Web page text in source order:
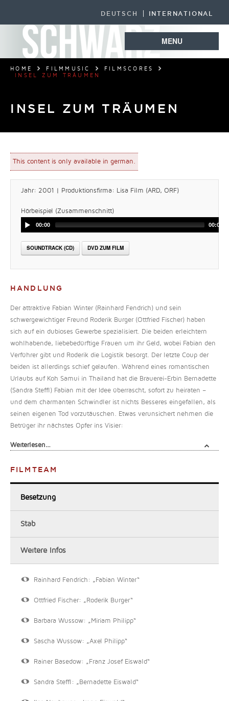
DEUTSCH INTERNATIONAL
MENU
HOME FILMMUSIC
FILMSCORES
INSEL ZUM TRÄUMEN
INSEL ZUM TRÄUMEN
This content is only available in german.
Jahr: 2001 | Produktionsfirma: Lisa Film (ARD, ORF)
Hörbeispiel (Zusammenschnitt)
00:00 00:00
SOUNDTRACK (CD) DVD ZUM FILM
HANDLUNG
Der attraktive Fabian Winter (Rainhard Fendrich) und sein
schwergewichtiger Freund Roderik Burger (Ottfried Fischer) haben
sich auf ein dubioses Gewerbe spezialisiert. Die beiden erleichtern
wohlhabende, liebebedürftige Frauen um ihr Geld, wobei Fabian den
Verführer gibt und Roderik die Logistik besorgt. Der letzte Coup der
beiden ist allerdings schief gelaufen. Während eines romantischen
Urlaubs auf Koh Samui in Thailand hat die Brauerei-Erbin Bernadette
(Sandra Steffl) Fabian mit der Idee überrascht, sofort zu heiraten –
und dem charmanten Schwindler ist nichts Besseres eingefallen, als
seinen eigenen Tod vorzutäuschen. Etwas verunsichert nehmen die
Betrüger ihr nächstes Opfer ins Visier:
Weiterlesen…
FILMTEAM
Besetzung
Stab
Weitere Infos
Rainhard Fendrich: „Fabian Winter“
Ottfried Fischer: „Roderik Burger“
Barbara Wussow: „Miriam Philipp“
Sascha Wussow: „Axel Philipp“
Rainer Basedow: „Franz Josef Eiswald“
Sandra Steffl: „Bernadette Eiswald“